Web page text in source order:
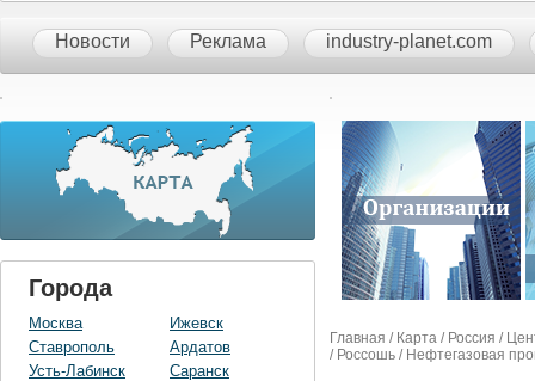
Новости Реклама industry-planet.com
Города
Москва
Ставрополь
Усть-Лабинск
Ижевск
Ардатов
Саранск
Главная / Карта / Россия /
/ Россошь / Нефтегазовая